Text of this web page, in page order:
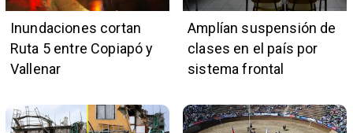
Inundaciones cortan
Ruta 5 entre Copiapó y
Vallenar
Amplían suspensión de
clases en el país por
sistema frontal